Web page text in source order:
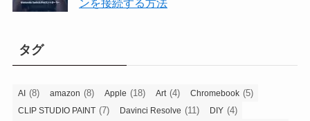
ンを接続する方法
タグ
AI (8) amazon (8) Apple (18) Art (4) Chromebook (5)
CLIP STUDIO PAINT (7) Davinci Resolve (11) DIY (4)